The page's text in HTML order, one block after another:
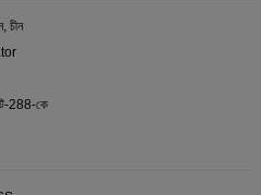
চীন
288-কে